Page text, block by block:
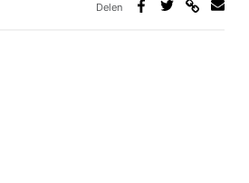
Delen